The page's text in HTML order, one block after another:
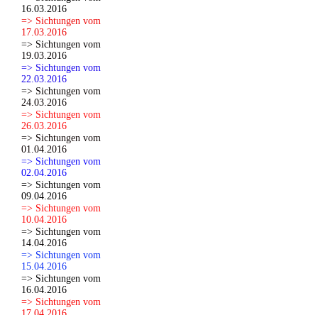
16.03.2016
=> Sichtungen vom
17.03.2016
=> Sichtungen vom
19.03.2016
=> Sichtungen vom
22.03.2016
=> Sichtungen vom
24.03.2016
=> Sichtungen vom
26.03.2016
=> Sichtungen vom
01.04.2016
=> Sichtungen vom
02.04.2016
=> Sichtungen vom
09.04.2016
=> Sichtungen vom
10.04.2016
=> Sichtungen vom
14.04.2016
=> Sichtungen vom
15.04.2016
=> Sichtungen vom
16.04.2016
=> Sichtungen vom